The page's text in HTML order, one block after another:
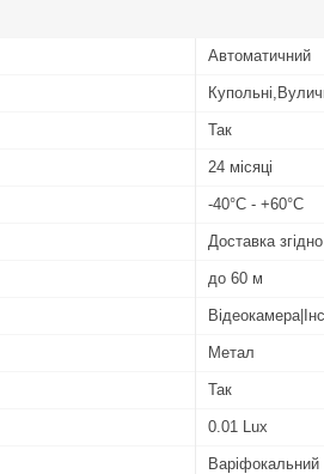
Автоматичний
Так
24 місяці
-40°C - +60°C
Доставка
до 60 м
Метал
Так
0.01 Lux
Варіфокальний